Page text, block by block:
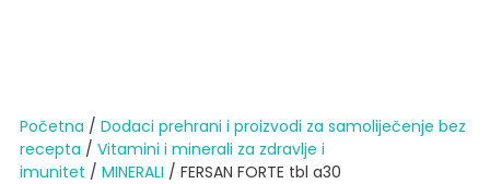
Početna / Dodaci prehrani i proizvodi za samoliječenje bez
recepta / Vitamini i minerali za zdravlje i
imunitet / MINERALI / FERSAN FORTE tbl a30